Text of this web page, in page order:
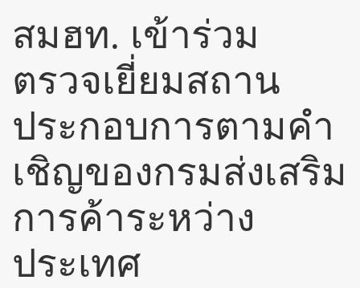
สมฮท. เข้าร่วม
ตรวจเยี่ยมสถาน
ประกอบการตามคำ
เชิญของกรมส่งเสริม
การค้าระหว่าง
ประเทศ